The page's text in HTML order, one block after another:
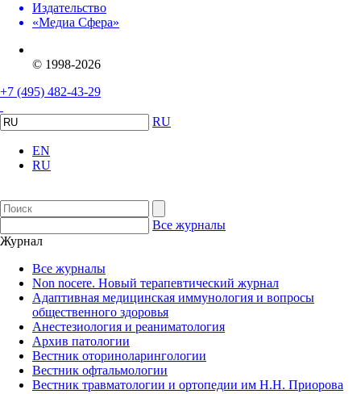
Издательство
«Медиа Сфера»
© 1998-2026
+7 (495) 482-43-29
RU
EN
RU
Все журналы
Журнал
Все журналы
Non nocere. Новый терапевтический журнал
Адаптивная медицинская иммунология и вопросы
общественного здоровья
Анестезиология и реаниматология
Архив патологии
Вестник оториноларингологии
Вестник офтальмологии
Вестник травматологии и ортопедии им Н.Н. Приорова